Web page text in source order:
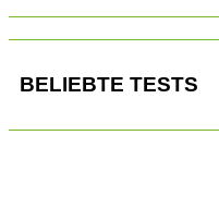
BELIEBTE TESTS